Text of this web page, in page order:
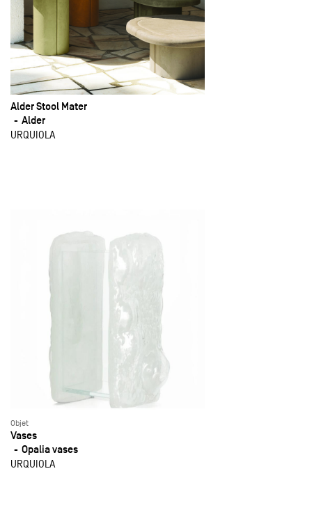
Alder Stool Mater
Alder
URQUIOLA
Objet
Vases
Opalia vases
URQUIOLA